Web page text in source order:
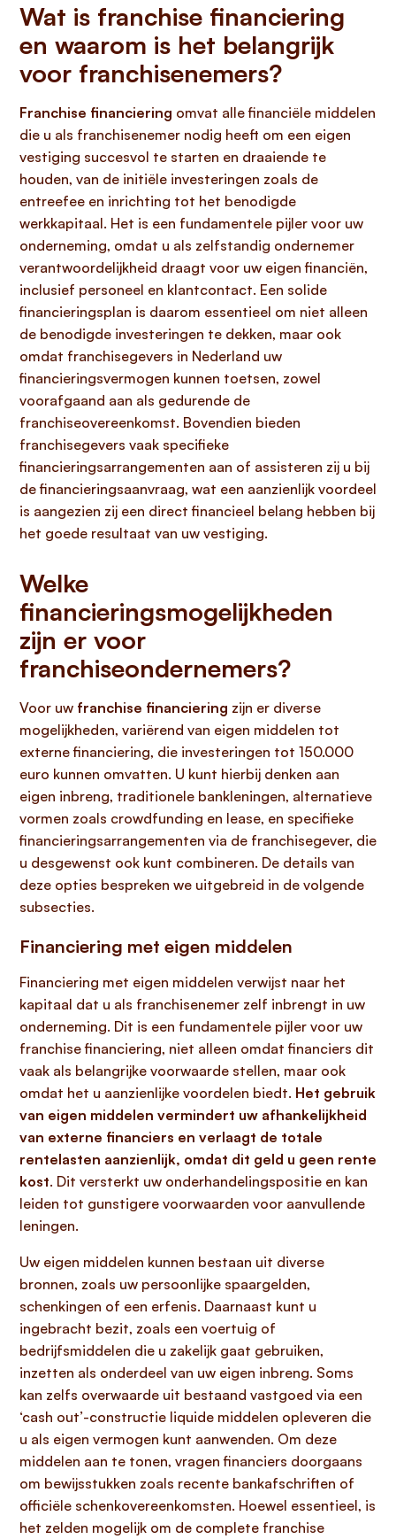
Wat is franchise financiering
en waarom is het belangrijk
voor franchisenemers?
Franchise financiering omvat alle financiële middelen
die u als franchisenemer nodig heeft om een eigen
vestiging succesvol te starten en draaiende te
houden, van de initiële investeringen zoals de
entreefee en inrichting tot het benodigde
werkkapitaal. Het is een fundamentele pijler voor uw
onderneming, omdat u als zelfstandig ondernemer
verantwoordelijkheid draagt voor uw eigen financiën,
inclusief personeel en klantcontact. Een solide
financieringsplan is daarom essentieel om niet alleen
de benodigde investeringen te dekken, maar ook
omdat franchisegevers in Nederland uw
financieringsvermogen kunnen toetsen, zowel
voorafgaand aan als gedurende de
franchiseovereenkomst. Bovendien bieden
franchisegevers vaak specifieke
financieringsarrangementen aan of assisteren zij u bij
de financieringsaanvraag, wat een aanzienlijk voordeel
is aangezien zij een direct financieel belang hebben bij
het goede resultaat van uw vestiging.
Welke
financieringsmogelijkheden
zijn er voor
franchiseondernemers?
Voor uw franchise financiering zijn er diverse
mogelijkheden, variërend van eigen middelen tot
externe financiering, die investeringen tot 150.000
euro kunnen omvatten. U kunt hierbij denken aan
eigen inbreng, traditionele bankleningen, alternatieve
vormen zoals crowdfunding en lease, en specifieke
financieringsarrangementen via de franchisegever, die
u desgewenst ook kunt combineren. De details van
deze opties bespreken we uitgebreid in de volgende
subsecties.
Financiering met eigen middelen
Financiering met eigen middelen verwijst naar het
kapitaal dat u als franchisenemer zelf inbrengt in uw
onderneming. Dit is een fundamentele pijler voor uw
franchise financiering, niet alleen omdat financiers dit
vaak als belangrijke voorwaarde stellen, maar ook
omdat het u aanzienlijke voordelen biedt. Het gebruik
van eigen middelen vermindert uw afhankelijkheid
van externe financiers en verlaagt de totale
rentelasten aanzienlijk, omdat dit geld u geen rente
kost. Dit versterkt uw onderhandelingspositie en kan
leiden tot gunstigere voorwaarden voor aanvullende
leningen.
Uw eigen middelen kunnen bestaan uit diverse
bronnen, zoals uw persoonlijke spaargelden,
schenkingen of een erfenis. Daarnaast kunt u
ingebracht bezit, zoals een voertuig of
bedrijfsmiddelen die u zakelijk gaat gebruiken,
inzetten als onderdeel van uw eigen inbreng. Soms
kan zelfs overwaarde uit bestaand vastgoed via een
‘cash out’-constructie liquide middelen opleveren die
u als eigen vermogen kunt aanwenden. Om deze
middelen aan te tonen, vragen financiers doorgaans
om bewijsstukken zoals recente bankafschriften of
officiële schenkovereenkomsten. Hoewel essentieel, is
het zelden mogelijk om de complete franchise